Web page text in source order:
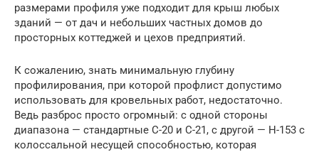
размерами профиля уже подходит для крыш любых
зданий — от дач и небольших частных домов до
просторных коттеджей и цехов предприятий.
К сожалению, знать минимальную глубину
профилирования, при которой профлист допустимо
использовать для кровельных работ, недостаточно.
Ведь разброс просто огромный: с одной стороны
диапазона — стандартные С-20 и С-21, с другой — Н-153 с
колоссальной несущей способностью, которая